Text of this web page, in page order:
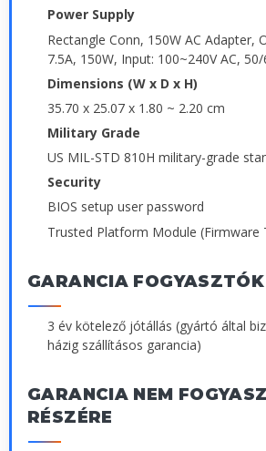
Power Supply
Rectangle Conn, 150W AC Adapter,
7.5A, 150W, Input: 100~240V AC,
Dimensions (W x D x H)
35.70 x 25.07 x 1.80 ~ 2.20 cm
Military Grade
US MIL-STD 810H military-grade
Security
BIOS setup user password
Trusted Platform Module (Firmware
GARANCIA FOGYASZTÓK
3 év kötelező jótállás (gyártó által
házig szállításos garancia)
GARANCIA NEM
RÉSZÉRE